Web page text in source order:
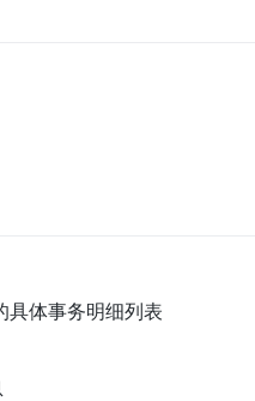
具体事务明细列表